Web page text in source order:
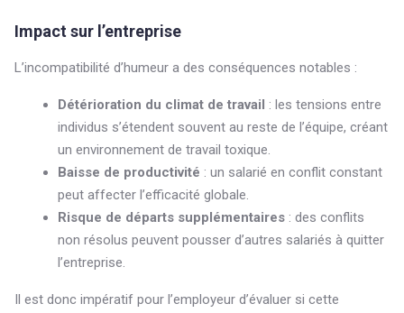
Impact sur l’entreprise
L’incompatibilité d’humeur a des conséquences notables :
Détérioration du climat de travail : les tensions entre
individus s’étendent souvent au reste de l’équipe, créant
un environnement de travail toxique.
Baisse de productivité : un salarié en conflit constant
peut affecter l’efficacité globale.
Risque de départs supplémentaires : des conflits
non résolus peuvent pousser d’autres salariés à quitter
l’entreprise.
Il est donc impératif pour l’employeur d’évaluer si cette